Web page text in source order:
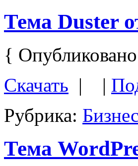
Тема Duster
{
Скачать | |
Рубрика: Бизнес
Тема